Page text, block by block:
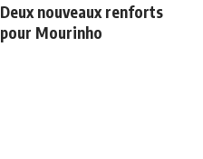
Deux nouveaux renforts
pour Mourinho